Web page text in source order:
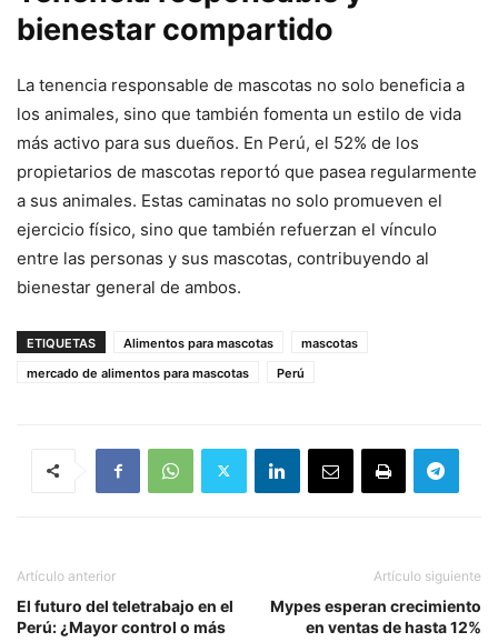
bienestar compartido
La tenencia responsable de mascotas no solo beneficia a
los animales, sino que también fomenta un estilo de vida
más activo para sus dueños. En Perú, el 52% de los
propietarios de mascotas reportó que pasea regularmente
a sus animales. Estas caminatas no solo promueven el
ejercicio físico, sino que también refuerzan el vínculo
entre las personas y sus mascotas, contribuyendo al
bienestar general de ambos.
ETIQUETAS Alimentos para mascotas
mascotas
mercado de alimentos para mascotas
Perú
Artículo anterior
El futuro del teletrabajo en el
Perú: ¿Mayor control o más
Artículo siguiente
Mypes esperan crecimiento
en ventas de hasta 12%